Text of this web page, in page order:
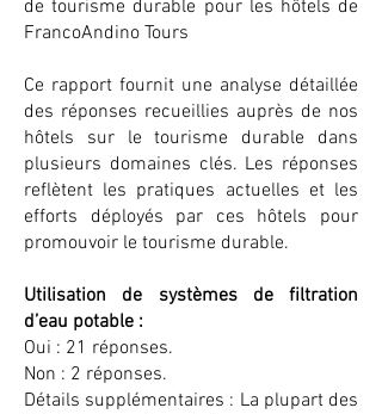
de tourisme durable pour les hôtels de
FrancoAndino Tours
Ce rapport fournit une analyse détaillée
des réponses recueillies auprès de nos
hôtels sur le tourisme durable dans
plusieurs domaines clés. Les réponses
reflètent les pratiques actuelles et les
efforts déployés par ces hôtels pour
promouvoir le tourisme durable.
Utilisation de systèmes de filtration
d’eau potable :
Oui : 21 réponses.
Non : 2 réponses.
Détails supplémentaires : La plupart des